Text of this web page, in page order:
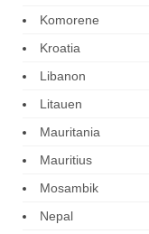
Komorene
Kroatia
Libanon
Litauen
Mauritania
Mauritius
Mosambik
Nepal